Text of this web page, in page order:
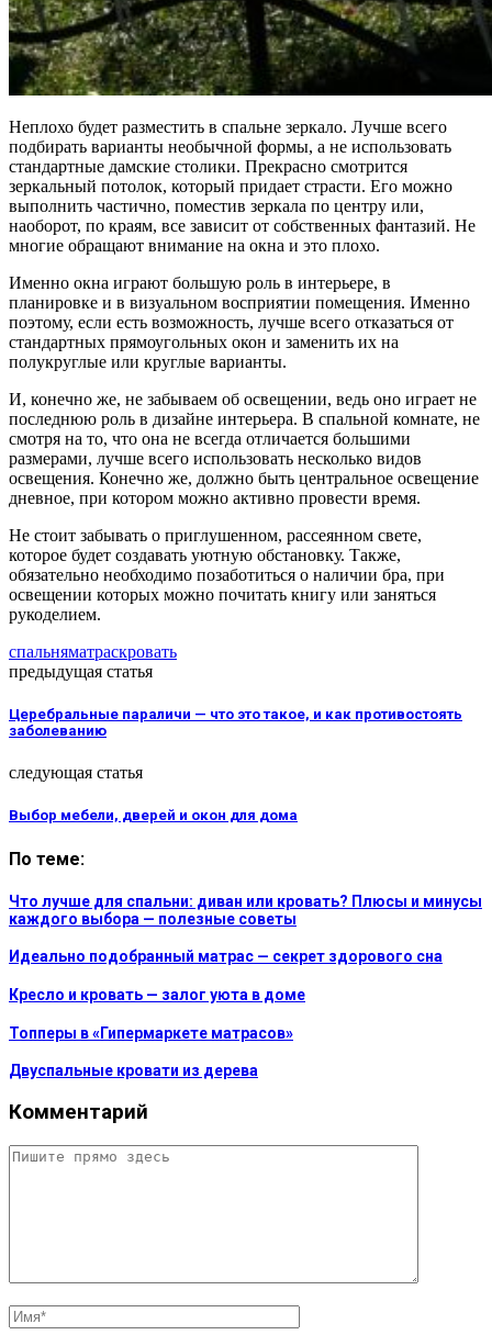
Неплохо будет разместить в спальне зеркало. Лучше всего
подбирать варианты необычной формы, а не использовать
стандартные дамские столики. Прекрасно смотрится
зеркальный потолок, который придает страсти. Его можно
выполнить частично, поместив зеркала по центру или,
наоборот, по краям, все зависит от собственных фантазий. Не
многие обращают внимание на окна и это плохо.
Именно окна играют большую роль в интерьере, в
планировке и в визуальном восприятии помещения. Именно
поэтому, если есть возможность, лучше всего отказаться от
стандартных прямоугольных окон и заменить их на
полукруглые или круглые варианты.
И, конечно же, не забываем об освещении, ведь оно играет не
последнюю роль в дизайне интерьера. В спальной комнате, не
смотря на то, что она не всегда отличается большими
размерами, лучше всего использовать несколько видов
освещения. Конечно же, должно быть центральное освещение
дневное, при котором можно активно провести время.
Не стоит забывать о приглушенном, рассеянном свете,
которое будет создавать уютную обстановку. Также,
обязательно необходимо позаботиться о наличии бра, при
освещении которых можно почитать книгу или заняться
рукоделием.
спальняматраскровать
предыдущая статья
Церебральные параличи — что это такое, и как противостоять
заболеванию
следующая статья
Выбор мебели, дверей и окон для дома
По теме:
Что лучше для спальни: диван или кровать? Плюсы и минусы
каждого выбора — полезные советы
Идеально подобранный матрас — секрет здорового сна
Кресло и кровать — залог уюта в доме
Топперы в «Гипермаркете матрасов»
Двуспальные кровати из дерева
Комментарий